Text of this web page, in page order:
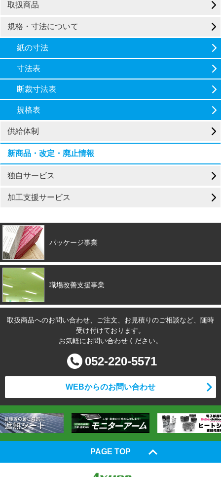
取扱商品
規格・寸法について
紙の寸法
寸法表
断裁寸法表
規格表
供給体制
新商品・改定・廃止情報
独自サービス
加工支援サービス
パッケージ事業
職場改善支援事業
取扱商品へのお問い合わせ、ご注文、お見積りのご相談など、随時
受け付けております。
お気軽にお問い合わせください。
052-220-5571
WEBからのお問い合わせ
PAGE TOP